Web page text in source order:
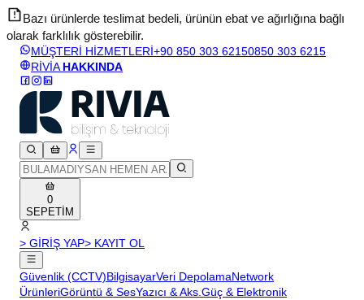
Bazı ürünlerde teslimat bedeli, ürünün ebat ve ağırlığına bağlı
olarak farklılık gösterebilir.
MÜŞTERİ HİZMETLERİ+90 850 303 62150850 303 6215
RİVİA HAKKINDA
0
SEPETİM
> GİRİŞ YAP> KAYIT OL
Güvenlik (CCTV)BilgisayarVeri DepolamaNetwork
ÜrünleriGörüntü & SesYazıcı & Aks.Güç & Elektronik